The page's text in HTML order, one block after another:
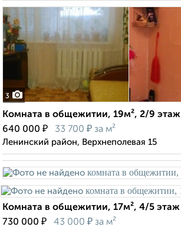
3
Комната в общежитии, 19м², 2/9 этаж
640 000 ₽ 33 700 ₽ за м²
Ленинский район, Верхнеполевая 15
Комната в общежитии, 17м², 4/5 этаж
730 000 ₽ 43 000 ₽ за м²